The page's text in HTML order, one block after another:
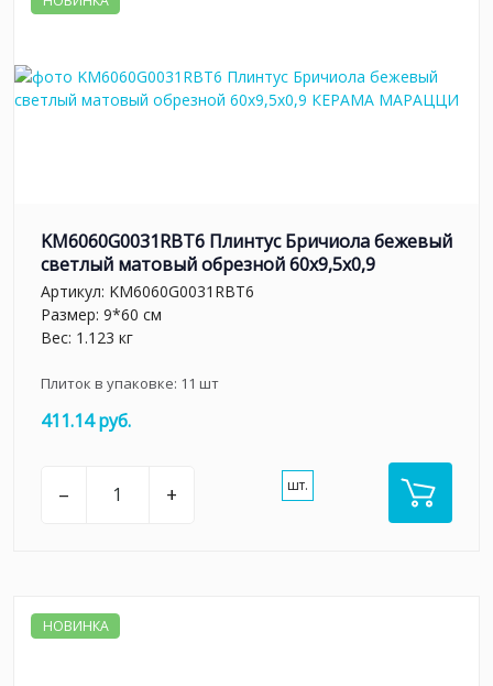
KM6060G0031RBT6 Плинтус Бричиола бежевый
светлый матовый обрезной 60x9,5x0,9
Артикул: KM6060G0031RBT6
Размер: 9*60 см
Вес: 1.123 кг
Плиток в упаковке: 11 шт
411.14 руб.
– + шт.
НОВИНКА